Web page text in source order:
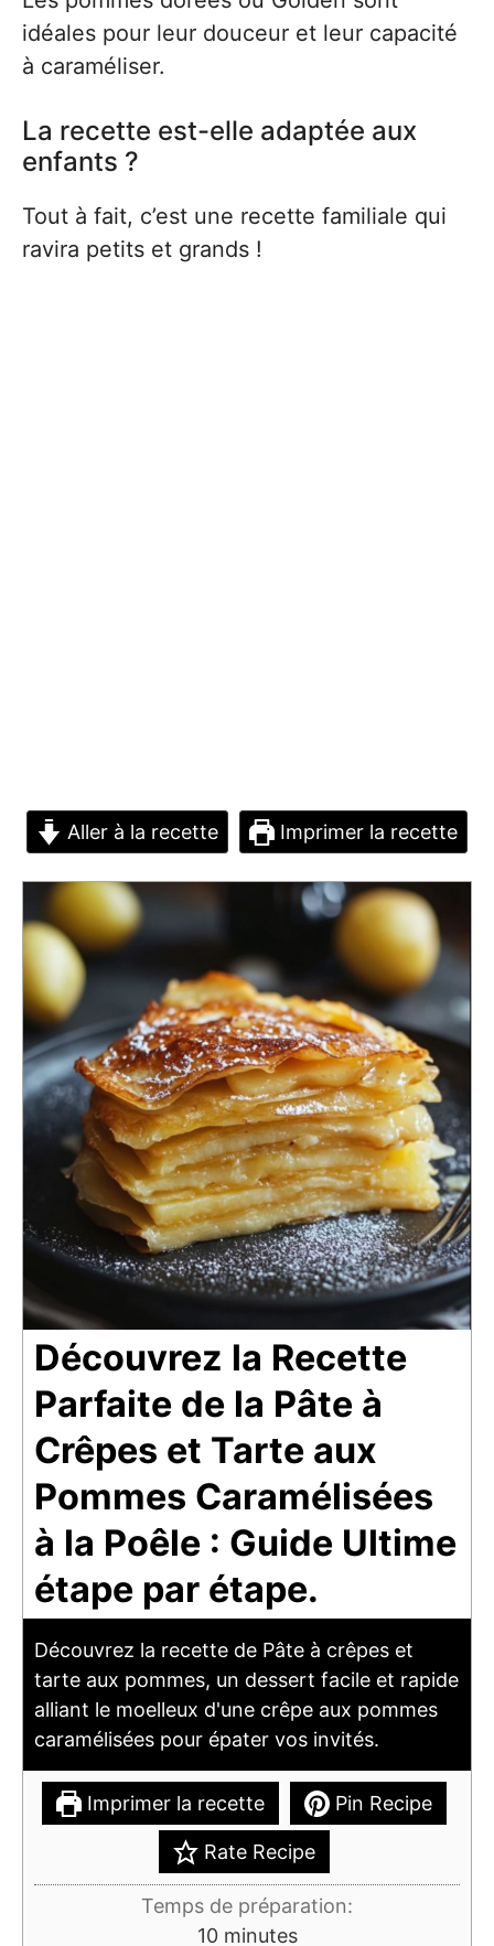
idéales pour leur douceur et leur capacité
à caraméliser.
La recette est-elle adaptée aux
enfants ?
Tout à fait, c’est une recette familiale qui
ravira petits et grands !
Aller à la recette Imprimer la recette
Découvrez la Recette
Parfaite de la Pâte à
Crêpes et Tarte aux
Pommes Caramélisées
à la Poêle : Guide Ultime
étape par étape.
Découvrez la recette de Pâte à crêpes et
tarte aux pommes, un dessert facile et rapide
alliant le moelleux d'une crêpe aux pommes
caramélisées pour épater vos invités.
Imprimer la recette Pin Recipe
Rate Recipe
Temps de préparation:
10minutes
minutes